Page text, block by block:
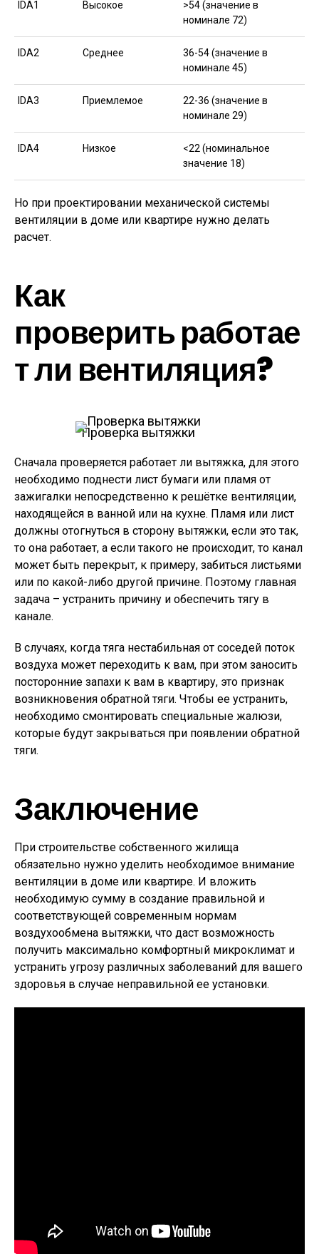
IDA1 Высокое
>54 (значение в
номинале 72)
IDA2 Среднее
36-54 (значение в
номинале 45)
IDA3 Приемлемое
22-36 (значение в
номинале 29)
IDA4 Низкое
<22 (номинальное
значение 18)
Но при проектировании механической системы
вентиляции в доме или квартире нужно делать
расчет.
Как
проверить работае
т ли вентиляция?
Проверка вытяжки
Сначала проверяется работает ли вытяжка, для этого
необходимо поднести лист бумаги или пламя от
зажигалки непосредственно к решётке вентиляции,
находящейся в ванной или на кухне. Пламя или лист
должны отогнуться в сторону вытяжки, если это так,
то она работает, а если такого не происходит, то канал
может быть перекрыт, к примеру, забиться листьями
или по какой-либо другой причине. Поэтому главная
задача – устранить причину и обеспечить тягу в
канале.
В случаях, когда тяга нестабильная от соседей поток
воздуха может переходить к вам, при этом заносить
посторонние запахи к вам в квартиру, это признак
возникновения обратной тяги. Чтобы ее устранить,
необходимо смонтировать специальные жалюзи,
которые будут закрываться при появлении обратной
тяги.
Заключение
При строительстве собственного жилища
обязательно нужно уделить необходимое внимание
вентиляции в доме или квартире. И вложить
необходимую сумму в создание правильной и
соответствующей современным нормам
воздухообмена вытяжки, что даст возможность
получить максимально комфортный микроклимат и
устранить угрозу различных заболеваний для вашего
здоровья в случае неправильной ее установки.